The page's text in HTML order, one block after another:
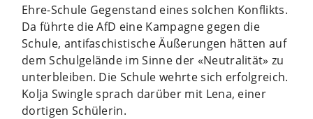
Ehre-Schule Gegenstand eines solchen Konflikts.
Da führte die AfD eine Kampagne gegen die
Schule, antifaschistische Äußerungen hätten auf
dem Schulgelände im Sinne der «Neutralität» zu
unterbleiben. Die Schule wehrte sich erfolgreich.
Kolja Swingle sprach darüber mit Lena, einer
dortigen Schülerin.